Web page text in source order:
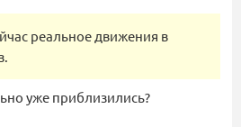
реальное движения в
уже приблизились?